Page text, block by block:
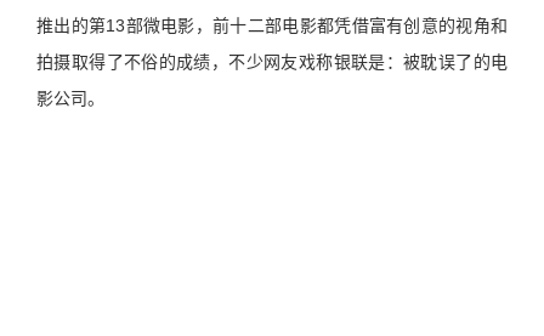
推出的第13部微电影，前十二部电影都凭借富有创意的视角和
拍摄取得了不俗的成绩，不少网友戏称银联是：被耽误了的电
影公司。